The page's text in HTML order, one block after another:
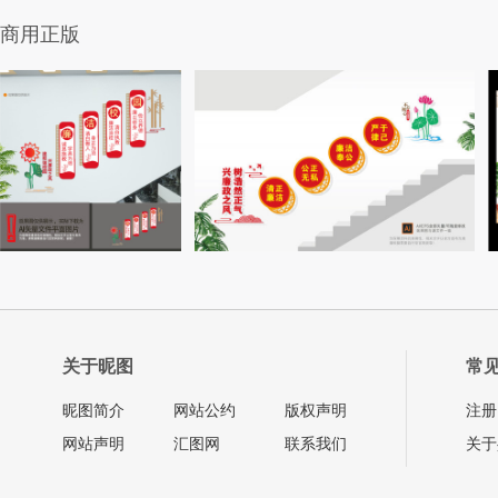
商用正版
关于昵图
昵图简介
网站声明
网站公约
汇图网
版权声明
联系我们
常
注册
关